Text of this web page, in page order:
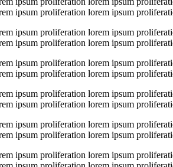
ipsum proliferation lorem ipsum
ipsum proliferation lorem ipsum
ipsum proliferation lorem ipsum
ipsum proliferation lorem ipsum
ipsum proliferation lorem ipsum
ipsum proliferation lorem ipsum
ipsum proliferation lorem ipsum
ipsum proliferation lorem ipsum
ipsum proliferation lorem ipsum
ipsum proliferation lorem ipsum